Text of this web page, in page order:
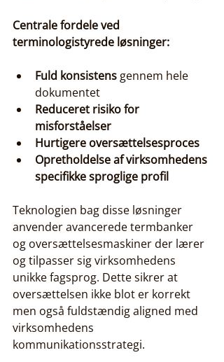
Centrale fordele ved
terminologistyrede løsninger:
Fuld konsistens gennem hele
dokumentet
Reduceret risiko for
misforståelser
Hurtigere oversættelsesproces
Opretholdelse af virksomhedens
specifikke sproglige profil
Teknologien bag disse løsninger
anvender avancerede termbanker
og oversættelsesmaskiner der lærer
og tilpasser sig virksomhedens
unikke fagsprog. Dette sikrer at
oversættelsen ikke blot er korrekt
men også fuldstændig aligned med
virksomhedens
kommunikationsstrategi.